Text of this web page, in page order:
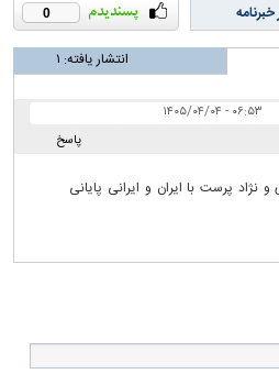
0
انتشار یافته: ۱
۰۶:۵۳ - ۱۴۰۵/۰۴/۰۴
پاسخ
پرست با ایران و ایرانی پایانی